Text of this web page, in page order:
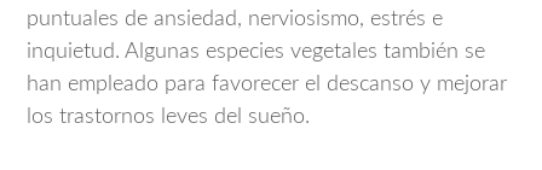
puntuales de ansiedad, nerviosismo, estrés e
inquietud. Algunas especies vegetales también se
han empleado para favorecer el descanso y mejorar
los trastornos leves del sueño.